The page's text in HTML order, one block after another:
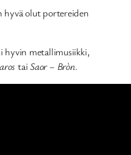
hyvä olut portereiden
hyvin metallimusiikki,
taiSaor – Bròn.